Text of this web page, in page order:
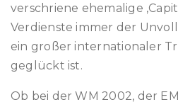
verschriene ehemalige
Verdienste immer der
ein großer internationaler
geglückt ist.
Ob bei der WM 2002, der